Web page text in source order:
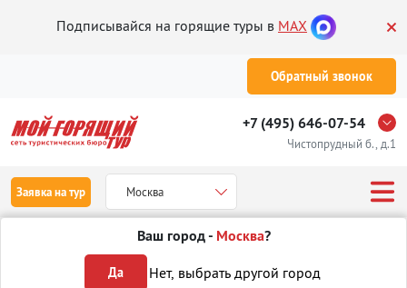
Подписывайся на горящие туры в MAX
Обратный звонок
+7 (495) 646-07-54
Чистопрудный б., д.1
Заявка на тур Москва
Ваш город - Москва?
Да Нет, выбрать другой город
Отдых в Чехии Марианские Лазне